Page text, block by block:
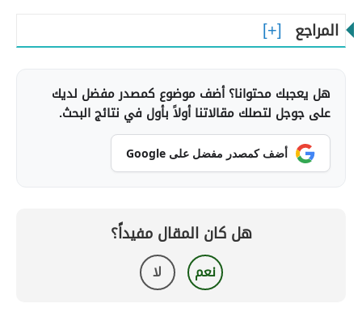
المراجع
هل يعجبك محتوانا؟ أضف موضوع كمصدر مفضل لديك
على جوجل لتصلك مقالاتنا أولاً بأول في نتائج البحث.
أضف كمصدر مفضل على Google
هل كان المقال مفيداً؟
نعم لا